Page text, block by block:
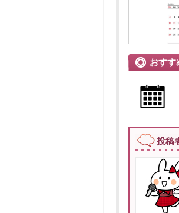
おすす
投稿